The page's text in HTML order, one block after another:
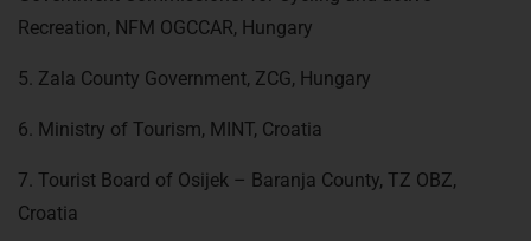
Recreation, NFM OGCCAR, Hungary
5. Zala County Government, ZCG, Hungary
6. Ministry of Tourism, MINT, Croatia
7. Tourist Board of Osijek – Baranja County, TZ OBZ,
Croatia